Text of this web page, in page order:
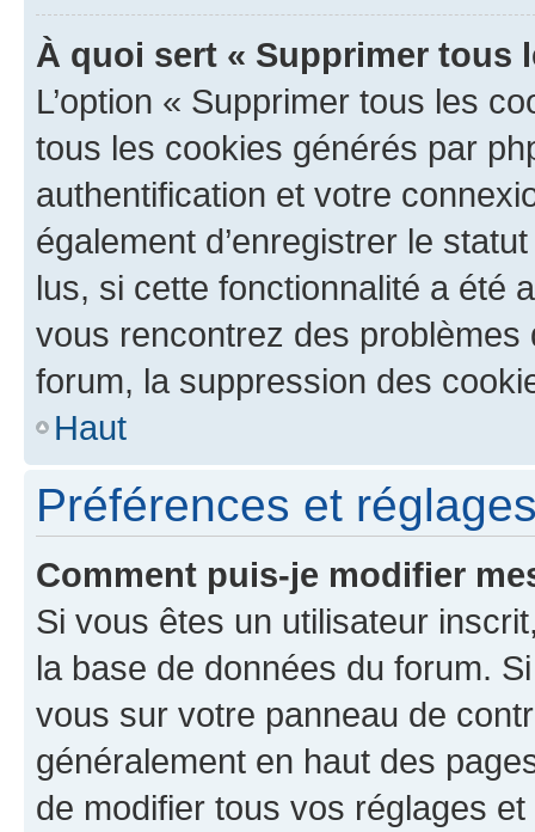
À quoi sert « Supprimer tous
L’option « Supprimer tous les
tous les cookies générés par
authentification et votre
également d’enregistrer le
lus, si cette fonctionnalité a été
vous rencontrez des
forum, la suppression des
Haut
Préférences et
Comment puis-je modifier
Si vous êtes un utilisateur
la base de données du forum.
vous sur votre panneau de
généralement en haut des
de modifier tous vos réglages